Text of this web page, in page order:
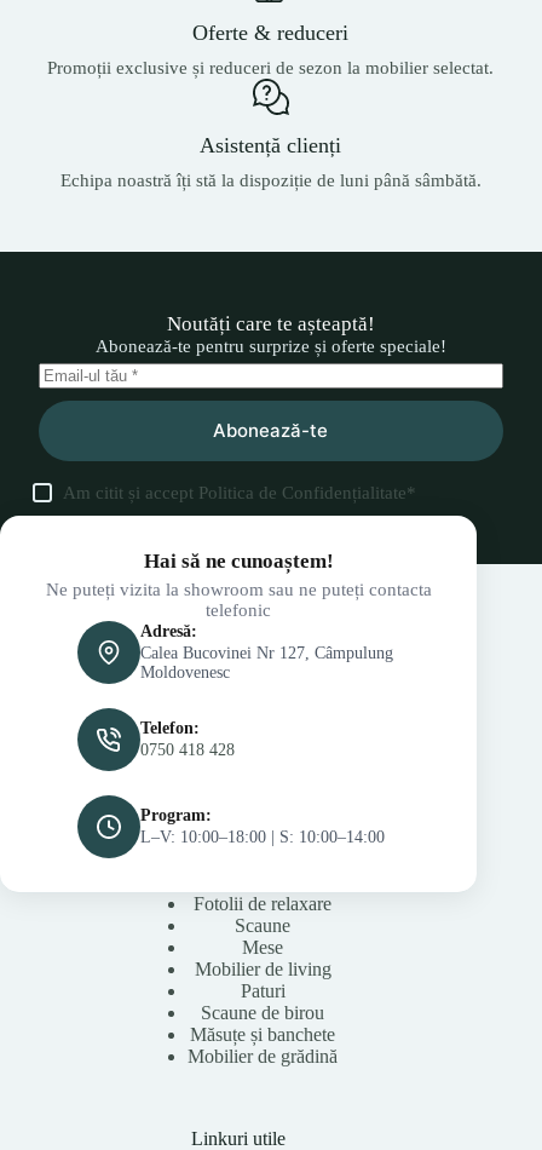
Oferte & reduceri
Promoții exclusive și reduceri de sezon la mobilier selectat.
Asistență clienți
Echipa noastră îți stă la dispoziție de luni până sâmbătă.
Noutăți care te așteaptă!
Abonează-te pentru surprize și oferte speciale!
Abonează-te
Am citit și accept Politica de Confidențialitate*
Hai să ne cunoaștem!
Ne puteți vizita la showroom sau ne puteți contacta
telefonic
Adresă:
Calea Bucovinei Nr 127, Câmpulung
Moldovenesc
Telefon:
0750 418 428
Program:
L–V: 10:00–18:00 | S: 10:00–14:00
Fotolii de relaxare
Scaune
Mese
Mobilier de living
Paturi
Scaune de birou
Măsuțe și banchete
Mobilier de grădină
Linkuri utile